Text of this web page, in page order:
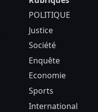
POLITIQUE
Justice
Société
Enquête
Economie
Sports
International